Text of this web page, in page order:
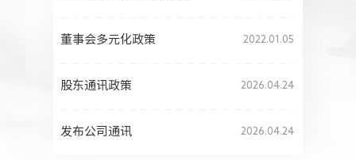
董事会多元化政策 2022.01.05
股东通讯政策 2026.04.24
发布公司通讯 2026.04.24